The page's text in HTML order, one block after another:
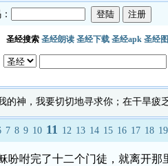
圣经搜索 圣经朗读 圣经下载 圣经apk 圣经
神，我要切切地寻求你；在干旱疲
7 8 9 10 11 12 13 14 15 16 17 18 19
吩咐完了十二个门徒，就离开